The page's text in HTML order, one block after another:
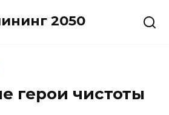
2050
герои чистоты